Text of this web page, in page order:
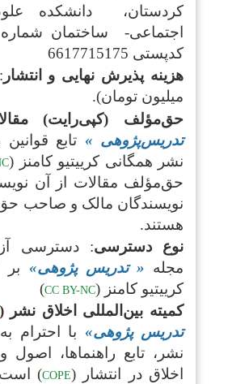
کردستان، دانشکده
کدپستی 6617715175
هزینه پذیرش نهایی و انتشار
میلیون تومان).
حق‌مؤلف (کپی‌رایت)
تدریس‌پژوهی » تابع
نشر همگانی کرییتیو کامنز (
حق‌مؤلف مقالات از آن
نویسندگان مالک و صاحب
هستند.
نوع دسترسی: دسترسی
مجله « تدریس پژوهی»
کرییتیو کامنز (CC BY-NC
)
کمیته بین‌المللی اخلاق نشر
تدریس پژوهی» با احترام
نشر، تابع راهنماها، اصول
اخلاق در انتشار (COPE) است